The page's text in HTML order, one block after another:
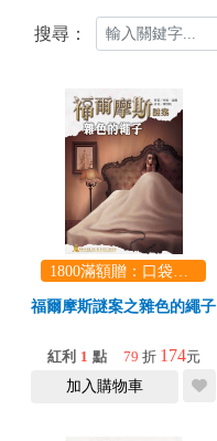
搜尋：
1800滿額贈：口袋玩具一份（隨機出貨） (summer read)
福爾摩斯謎案之雜色的繩子
紅利 1 點 79 折 174元
加入購物車